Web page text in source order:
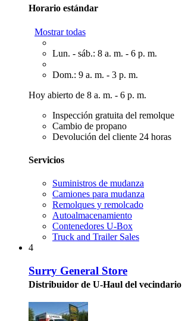
Horario estándar
Mostrar todas
Lun. - sáb.: 8 a. m. - 6 p. m.
Dom.: 9 a. m. - 3 p. m.
Hoy abierto de 8 a. m. - 6 p. m.
Inspección gratuita del remolque
Cambio de propano
Devolución del cliente 24 horas
Servicios
Suministros de mudanza
Camiones para mudanza
Remolques y remolcado
Autoalmacenamiento
Contenedores U-Box
Truck and Trailer Sales
4
Surry General Store
Distribuidor de U-Haul del vecindario